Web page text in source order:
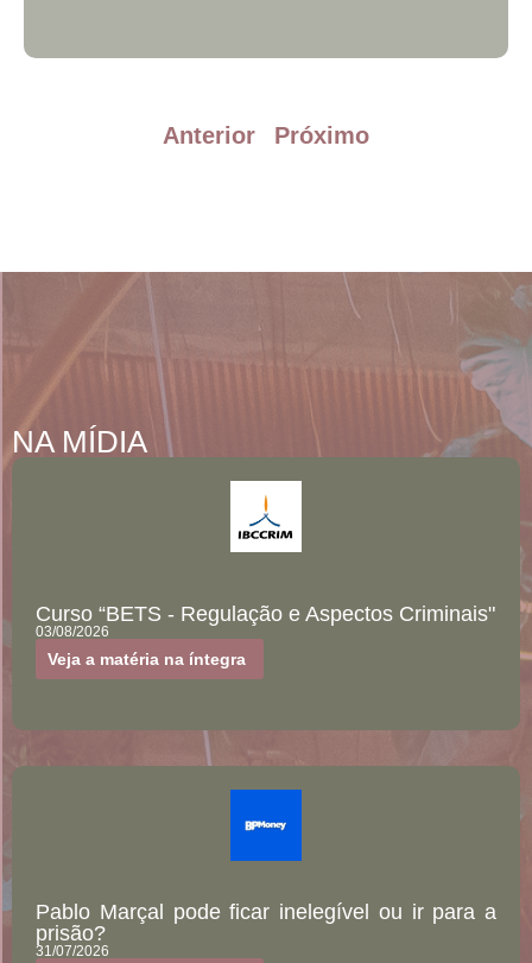
Anterior Próximo
NA MÍDIA
Curso “BETS - Regulação e Aspectos Criminais"
03/08/2026
Veja a matéria na íntegra
Pablo Marçal pode ficar inelegível ou ir para a
prisão?
31/07/2026